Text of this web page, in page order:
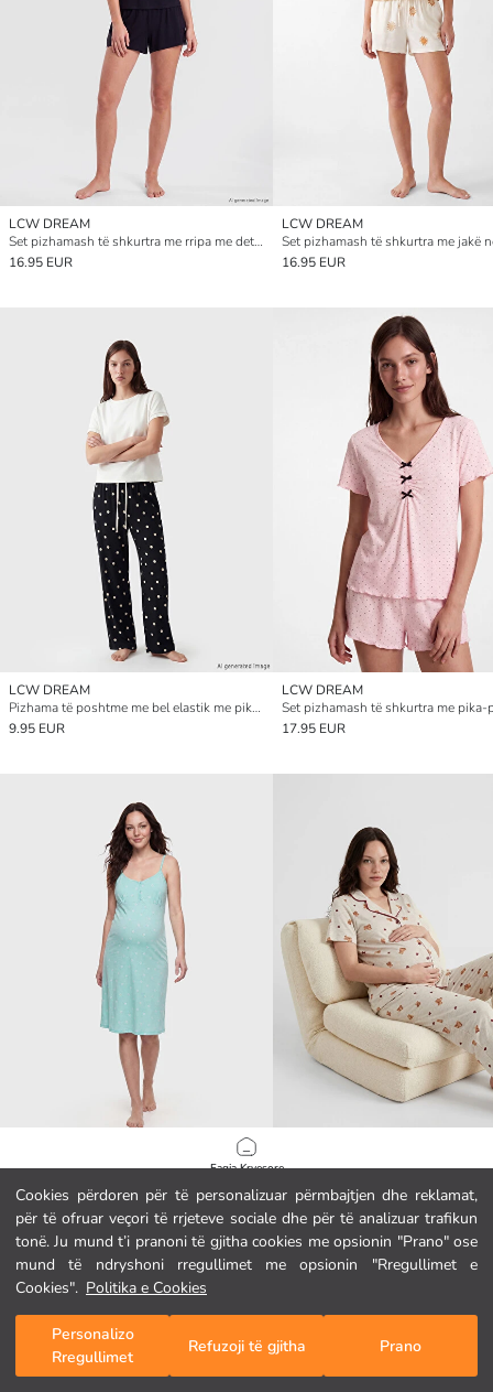
Cookies përdoren për të personalizuar përmbajtjen dhe reklamat,
për të ofruar veçori të rrjeteve sociale dhe për të analizuar trafikun
tonë. Ju mund t’i pranoni të gjitha cookies me opsionin "Prano" ose
mund të ndryshoni rregullimet me opsionin "Rregullimet e
Cookies". Politika e Cookies
Personalizo
Rregullimet
Refuzoji të gjitha Prano
Faqja Kryesore
Kategoritë
Shporta Ime
LCW DREAM
Set pizhamash të shkurtra me rripa me detaje çipke për gra
16.95 EUR
LCW DREAM
16.95 EUR
LCW DREAM
Pizhama të poshtme me bel elastik me pika-pika për gra
9.95 EUR
LCW DREAM
17.95 EUR
Këmishë nate shtatzënie me rripa, me motiv lulesh
14.95 EUR
Set pizhamash shtatzënie me jakë
26.95 EUR